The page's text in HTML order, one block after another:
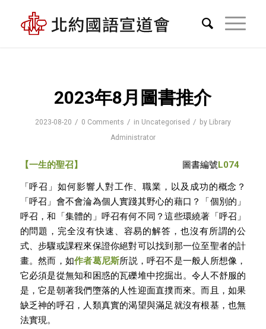
2023年8月圖書推介
2023-08-20 / 0 Comments / in Uncategorised / by Library
Administrator
【一生的聖召】 圖書編號L074
「呼召」如何影響人對工作、職業，以及成功的概念？
「呼召」會不會淪為個人實踐其野心的藉口？「個別的」
呼召，和「集體的」呼召有何不同？這些環繞著「呼召」
的問題，完全沒有快速、容易的解答，也沒有所謂的公
式、步驟或課程來保證你絕對可以找到那一位至聖者的計
畫。然而，如作者葛尼斯所説，呼召不是一般人所想像，
它必須是從無知和困惑的瓦礫堆中挖掘出。令人不舒服的
是，它是朝著我們墮落的人性迎面直撲而來。而且，如果
缺乏神的呼召，人類真實的渴望與滿足就沒有根基，也無
法實現。